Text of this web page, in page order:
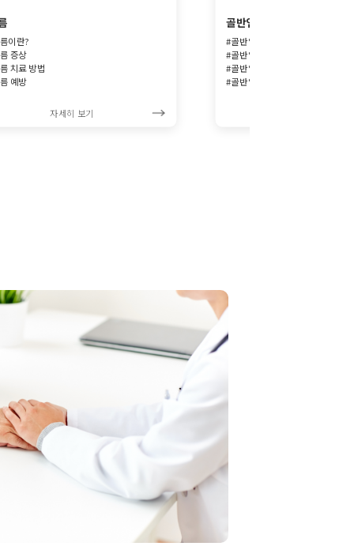
이란?
증상
치료 방법
예방
자세히 보기
골반염
#골반염이란?
#골반염 증상
#골반염 치료 방법
#골반염 예방